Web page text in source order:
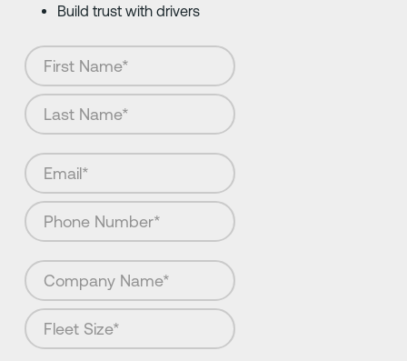
Build trust with drivers